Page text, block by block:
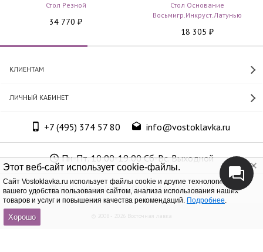
Этот веб-сайт использует cookie-файлы.
Cайт Vostoklavka.ru использует файлы cookie и другие технологии для
вашего удобства пользования сайтом, анализа использования наших
товаров и услуг и повышения качества рекомендаций. Подробнее.
Хорошо
Стол Резной
34 770 ₽
Стол Основание
Восьмигр.инкруст.латунью
18 305 ₽
КЛИЕНТАМ
ЛИЧНЫЙ КАБИНЕТ
+7 (495) 374 57 80 info@vostoklavka.ru
Пн-Пт. 10:00-19:00 Сб-Вс. Выходной
ООО «Юнит Групп», ОГРН 1147746305574